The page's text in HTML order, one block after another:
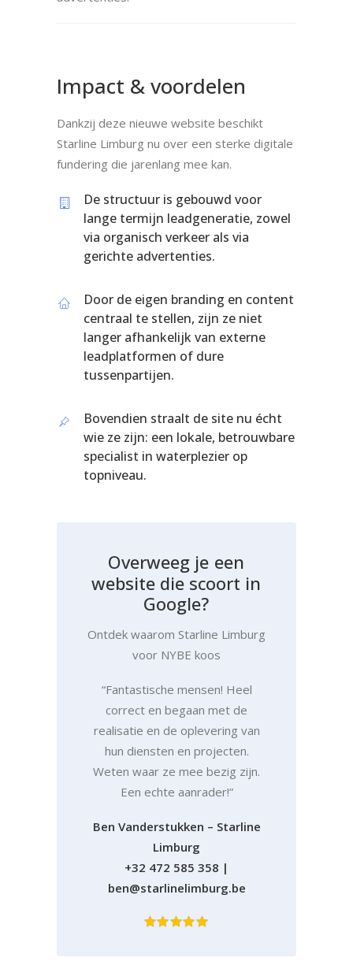
Impact & voordelen
Dankzij deze nieuwe website beschikt
Starline Limburg nu over een sterke digitale
fundering die jarenlang mee kan.
De structuur is gebouwd voor
lange termijn leadgeneratie, zowel
via organisch verkeer als via
gerichte advertenties.
Door de eigen branding en content
centraal te stellen, zijn ze niet
langer afhankelijk van externe
leadplatformen of dure
tussenpartijen.
Bovendien straalt de site nu écht
wie ze zijn: een lokale, betrouwbare
specialist in waterplezier op
topniveau.
Overweeg je een
website die scoort in
Google?
Ontdek waarom Starline Limburg
voor NYBE koos
“Fantastische mensen! Heel
correct en begaan met de
realisatie en de oplevering van
hun diensten en projecten.
Weten waar ze mee bezig zijn.
Een echte aanrader!”
Ben Vanderstukken – Starline
Limburg
+32 472 585 358 |
ben@starlinelimburg.be